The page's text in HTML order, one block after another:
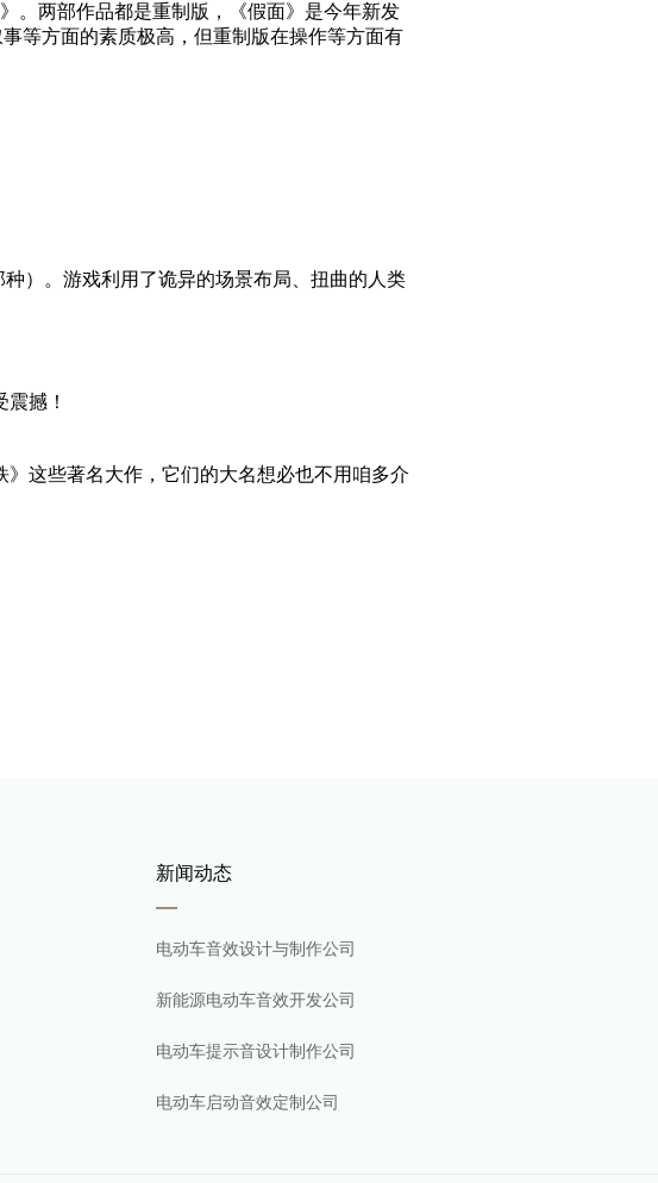
。两部作品都是重制版，《假面》是今年新发
等方面的素质极高，但重制版在操作等方面有
）。游戏利用了诡异的场景布局、扭曲的人类
撼！
这些著名大作，它们的大名想必也不用咱多介
新闻动态
电动车音效设计与制作公司
新能源电动车音效开发公司
电动车提示音设计制作公司
电动车启动音效定制公司